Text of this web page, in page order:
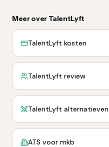
Meer over TalentLyft
TalentLyft kosten
TalentLyft review
TalentLyft alternatieven
ATS voor mkb